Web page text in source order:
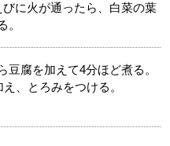
に火が通ったら、白菜の葉
。
腐を加えて4分ほど煮る。
、とろみをつける。